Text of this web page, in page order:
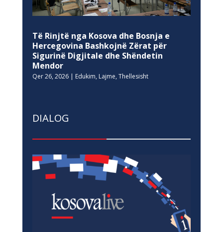
Të Rinjtë nga Kosova dhe Bosnja e
Hercegovina Bashkojnë Zërat për
Sigurinë Digjitale dhe Shëndetin
Mendor
Qer 26, 2026| Edukim, Lajme, Thellesisht
DIALOG